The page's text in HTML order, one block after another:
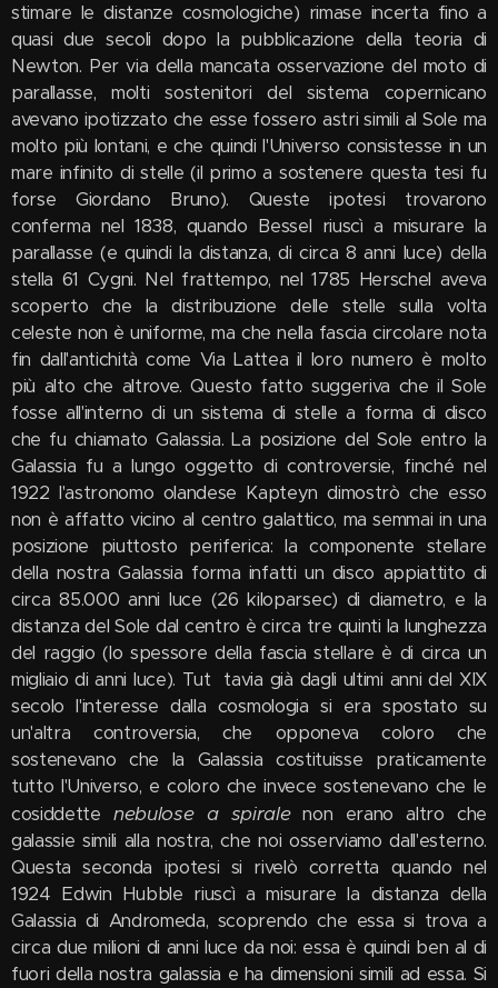
stimare le distanze cosmologiche) rimase incerta fino a
quasi due secoli dopo la pubblicazione della teoria di
Newton. Per via della mancata osservazione del moto di
parallasse, molti sostenitori del sistema copernicano
avevano ipotizzato che esse fossero astri simili al Sole ma
molto più lontani, e che quindi l'Universo consistesse in un
mare infinito di stelle (il primo a sostenere questa tesi fu
forse Giordano Bruno). Queste ipotesi trovarono
conferma nel 1838, quando Bessel riuscì a misurare la
parallasse (e quindi la distanza, di circa 8 anni luce) della
stella 61 Cygni. Nel frattempo, nel 1785 Herschel aveva
scoperto che la distribuzione delle stelle sulla volta
celeste non è uniforme, ma che nella fascia circolare nota
fin dall'antichità come Via Lattea il loro numero è molto
più alto che altrove. Questo fatto suggeriva che il Sole
fosse all'interno di un sistema di stelle a forma di disco
che fu chiamato Galassia. La posizione del Sole entro la
Galassia fu a lungo oggetto di controversie, finché nel
1922 l'astronomo olandese Kapteyn dimostrò che esso
non è affatto vicino al centro galattico, ma semmai in una
posizione piuttosto periferica: la componente stellare
della nostra Galassia forma infatti un disco appiattito di
circa 85.000 anni luce (26 kiloparsec) di diametro, e la
distanza del Sole dal centro è circa tre quinti la lunghezza
del raggio (lo spessore della fascia stellare è di circa un
migliaio di anni luce). Tut tavia già dagli ultimi anni del XIX
secolo l'interesse dalla cosmologia si era spostato su
un'altra controversia, che opponeva coloro che
sostenevano che la Galassia costituisse praticamente
tutto l'Universo, e coloro che invece sostenevano che le
cosiddette nebulose a spiralenon erano altro che
galassie simili alla nostra, che noi osserviamo dall'esterno.
Questa seconda ipotesi si rivelò corretta quando nel
1924 Edwin Hubble riuscì a misurare la distanza della
Galassia di Andromeda, scoprendo che essa si trova a
circa due milioni di anni luce da noi: essa è quindi ben al di
fuori della nostra galassia e ha dimensioni simili ad essa. Si